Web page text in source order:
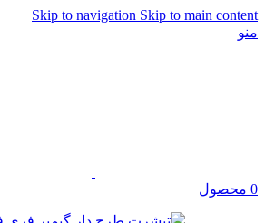
Skip to navigation Skip to main content
منو
0 محصول